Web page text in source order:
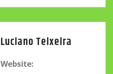
Luciano Teixeira
Website: